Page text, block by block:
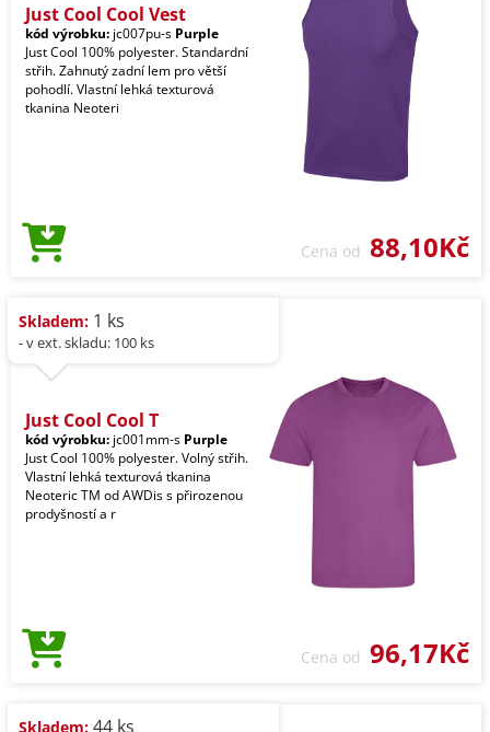
Just Cool Cool Vest
kód výrobku: jc007pu-s Purple
Just Cool 100% polyester. Standardní
střih. Zahnutý zadní lem pro větší
pohodlí. Vlastní lehká texturová
tkanina Neoteri
Cena od 88,10Kč
Skladem: 1 ks
- v ext. skladu: 100 ks
Just Cool Cool T
kód výrobku: jc001mm-s Purple
Just Cool 100% polyester. Volný střih.
Vlastní lehká texturová tkanina
Neoteric TM od AWDis s přirozenou
prodyšností a r
Cena od 96,17Kč
Skladem: 44 ks